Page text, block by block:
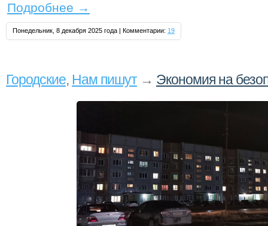
Подробнее →
Понедельник, 8 декабря 2025 года | Комментарии: 19
Городские, Нам пишут→ Экономия на